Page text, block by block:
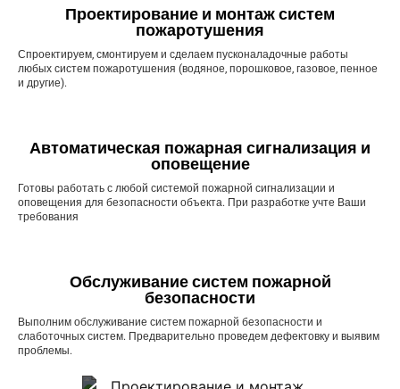
Проектирование и монтаж систем
пожаротушения
Спроектируем, смонтируем и сделаем пусконаладочные работы
любых систем пожаротушения (водяное, порошковое, газовое, пенное
и другие).
Автоматическая пожарная сигнализация и
оповещение
Готовы работать с любой системой пожарной сигнализации и
оповещения для безопасности объекта. При разработке учте Ваши
требования
Обслуживание систем пожарной
безопасности
Выполним обслуживание систем пожарной безопасности и
слаботочных систем. Предварительно проведем дефектовку и выявим
проблемы.